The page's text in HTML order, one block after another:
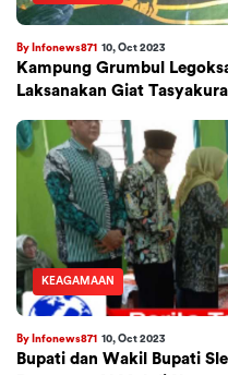
By Infonews871 10, Oct 2023
Kampung Grumbul
Laksanakan Giat
KEAGAMAAN
By Infonews871 10, Oct 2023
Bupati dan Wakil Bupati